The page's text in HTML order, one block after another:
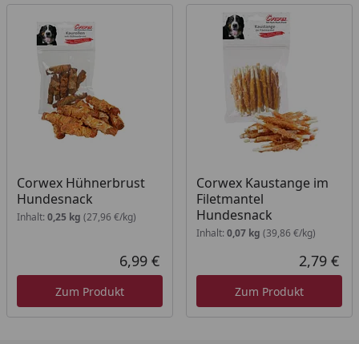
mit dem extra an leckerem Geflügel, Lamm oder Ente.
Corwex Hühnerbrust
Hundesnack
Inhalt: 0,25 kg (27,96 €/kg)
Aktueller Preis
6,99 €
Zum Produkt
Corwex Kaustange im
Filetmantel
Hundesnack
Inhalt: 0,07 kg (39,86 €/kg)
2,79 €
Zum Produkt